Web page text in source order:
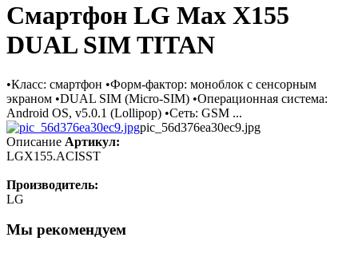
Смартфон LG Max X155
DUAL SIM TITAN
•Класс: смартфон •Форм-фактор: моноблок с сенсорным
экраном •DUAL SIM (Micro-SIM) •Операционная система:
Android OS, v5.0.1 (Lollipop) •Сеть: GSM ...
pic_56d376ea30ec9.jpg
Описание Артикул:
LGX155.ACISST
Производитель:
LG
Мы рекомендуем